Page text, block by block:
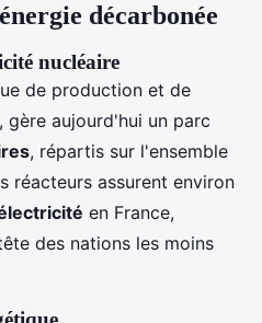
décarbonée
nucléaire
de production et de
, gère aujourd'hui un parc
, répartis sur l'ensemble
réacteurs assurent environ
en France,
des nations les moins